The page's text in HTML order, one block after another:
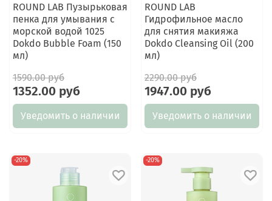
ROUND LAB Пузырьковая
пенка для умывания с
морской водой 1025
Dokdo Bubble Foam (150
мл)
1590.00 руб
1352.00 руб
Уведомить о наличии
ROUND LAB
Гидрофильное масло
для снятия макияжа
Dokdo Cleansing Oil (200
мл)
2290.00 руб
1947.00 руб
Уведомить о наличии
-20% -20%